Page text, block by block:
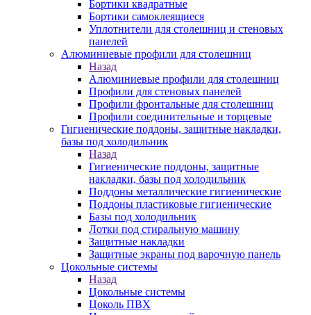
Бортики квадратные
Бортики самоклеящиеся
Уплотнители для столешниц и стеновых
панелей
Алюминиевые профили для столешниц
Назад
Алюминиевые профили для столешниц
Профили для стеновых панелей
Профили фронтальные для столешниц
Профили соединительные и торцевые
Гигиенические поддоны, защитные накладки,
базы под холодильник
Назад
Гигиенические поддоны, защитные
накладки, базы под холодильник
Поддоны металлические гигиенические
Поддоны пластиковые гигиенические
Базы под холодильник
Лотки под стиральную машину
Защитные накладки
Защитные экраны под варочную панель
Цокольные системы
Назад
Цокольные системы
Цоколь ПВХ